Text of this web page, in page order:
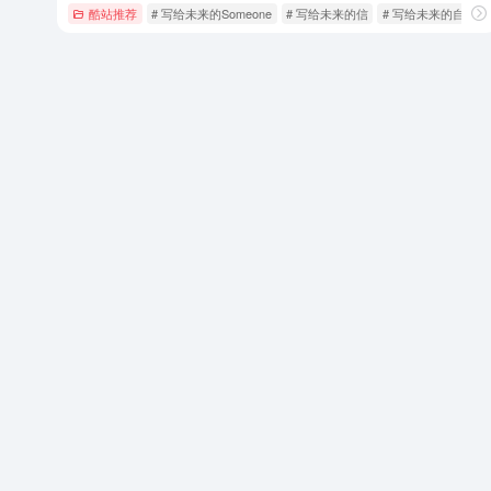
酷站推荐 # 写给未来的Someone # 写给未来的信 # 写给未来的自己